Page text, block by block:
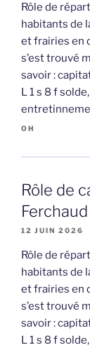
Rôle de
habitants de
et frairies en
s’est trouvé
savoir :
L 1 s 8 f
OH
Rôle de
12 JUIN 2026
Rôle de
habitants de
et frairies en
s’est trouvé
savoir :
L 1 s 8 f